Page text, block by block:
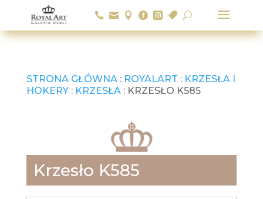
      U
STRONA GŁÓWNA: ROYALART : KRZESŁA I
HOKERY: KRZESŁA: KRZESŁO K585
Krzesło K585